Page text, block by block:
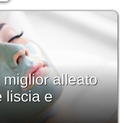
alleato
liscia e